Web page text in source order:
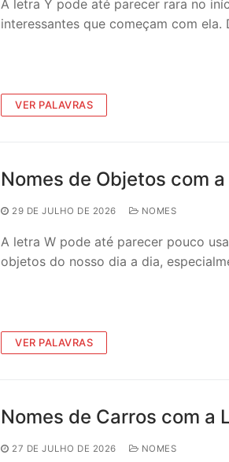
A letra Y pode até parecer rara no
interessantes que começam com ela.
VER PALAVRAS
Nomes de Objetos com
29 DE JULHO DE 2026 NOMES
A letra W pode até parecer pouco
objetos do nosso dia a dia,
VER PALAVRAS
Nomes de Carros com a
27 DE JULHO DE 2026 NOMES